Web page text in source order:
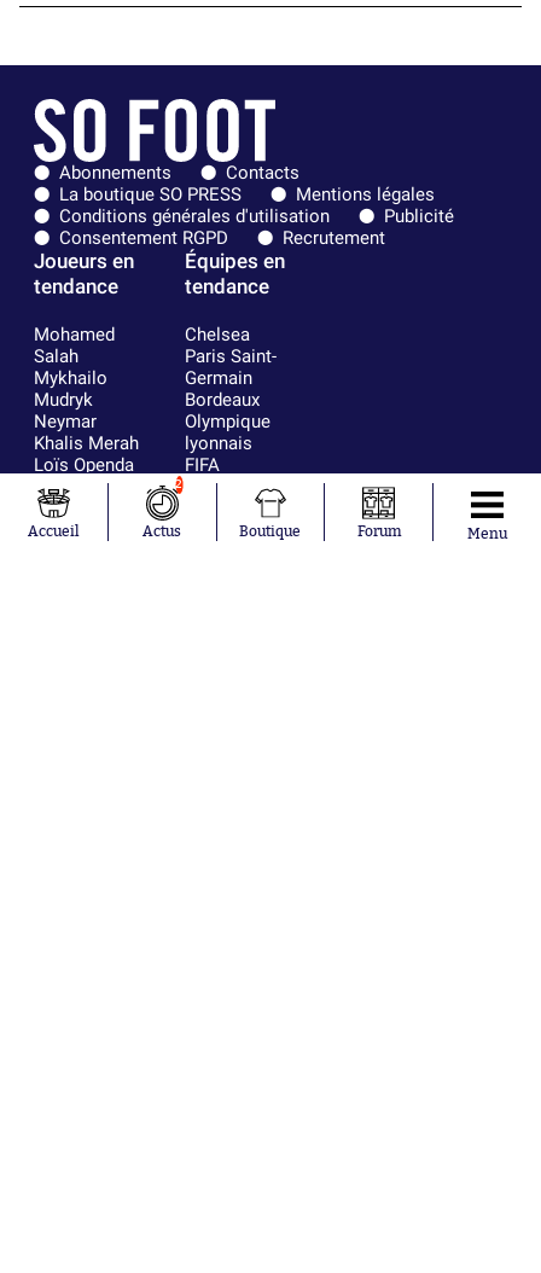
Abonnements
Contacts
La boutique SO PRESS
Mentions légales
Conditions générales d'utilisation
Publicité
Consentement RGPD
Recrutement
Joueurs en
tendance
Mohamed
Salah
Mykhailo
Mudryk
Neymar
Khalis Merah
Loïs Openda
Moussa
Niakhaté
Nicolás
Équipes en
tendance
Chelsea
Paris Saint-
Germain
Bordeaux
Olympique
lyonnais
FIFA
Real Madrid
RC Strasbourg
AC Milan
Accueil
2
Actus Boutique Forum Menu